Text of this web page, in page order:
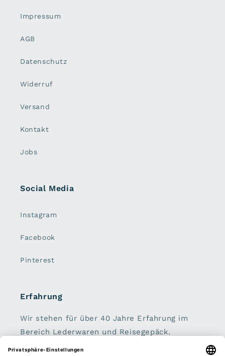
Impressum
AGB
Datenschutz
Widerruf
Versand
Kontakt
Jobs
Social Media
Instagram
Facebook
Pinterest
Erfahrung
Wir stehen für über 40 Jahre Erfahrung im
Bereich Lederwaren und Reisegepäck.
Handtaschen, Geldbörsen, Koffer, Rucksäcke